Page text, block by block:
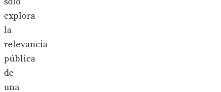
explora
la
relevancia
pública
de
una